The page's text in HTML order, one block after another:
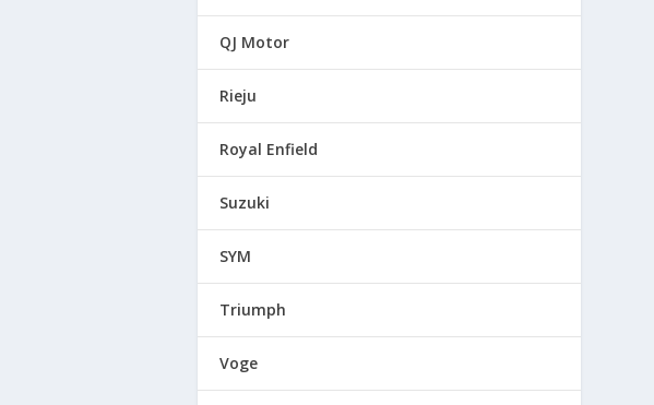
QJ Motor
Rieju
Royal Enfield
Suzuki
SYM
Triumph
Voge